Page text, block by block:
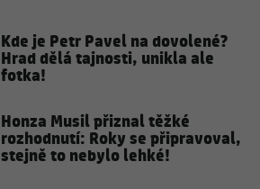
Kde je Petr Pavel na dovolené?
Hrad dělá tajnosti, unikla ale
fotka!
Honza Musil přiznal těžké
rozhodnutí: Roky se připravoval,
stejně to nebylo lehké!